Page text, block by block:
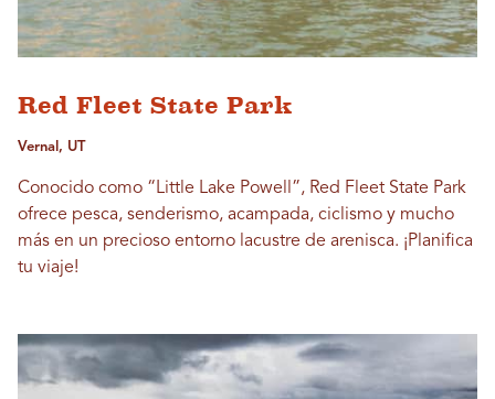
Red Fleet State Park
Vernal, UT
Conocido como “Little Lake Powell”, Red Fleet State Park
ofrece pesca, senderismo, acampada, ciclismo y mucho
más en un precioso entorno lacustre de arenisca. ¡Planifica
tu viaje!